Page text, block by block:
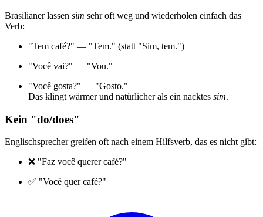
Brasilianer lassen sim sehr oft weg und wiederholen einfach das
Verb:
"Tem café?" — "Tem." (statt "Sim, tem.")
"Você vai?" — "Vou."
"Você gosta?" — "Gosto."
Das klingt wärmer und natürlicher als ein nacktes sim.
Kein "do/does"
Englischsprecher greifen oft nach einem Hilfsverb, das es nicht gibt:
❌ "Faz você querer café?"
✅ "Você quer café?"